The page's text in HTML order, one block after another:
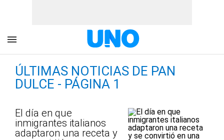
ÚLTIMAS NOTICIAS DE PAN
DULCE - PÁGINA 1
El día en que
inmigrantes italianos
adaptaron una receta y